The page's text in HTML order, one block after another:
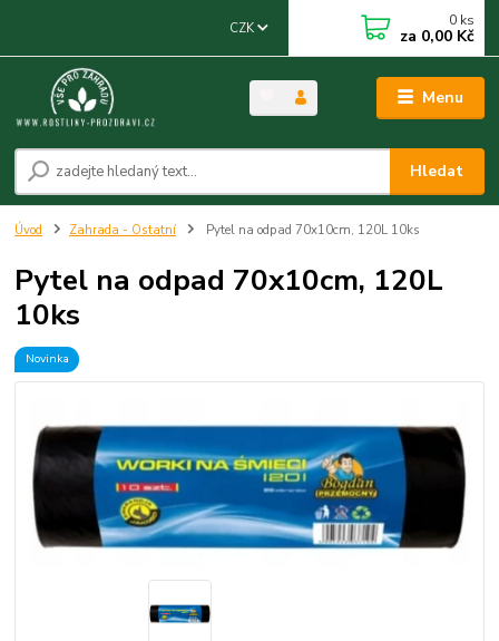
Menu
CZK
Hledat
0 ks
za 0,00 Kč
Úvod Zahrada - Ostatní Pytel na odpad 70x10cm, 120L 10ks
Pytel na odpad 70x10cm, 120L
10ks
Novinka